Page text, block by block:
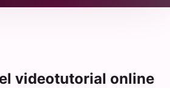
videotutorial online